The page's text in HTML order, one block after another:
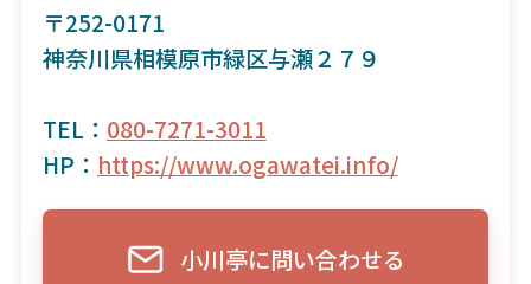
〒252-0171
神奈川県相模原市緑区与瀬２７９
TEL： 080-7271-3011
HP： https://www.ogawatei.info/
小川亭に問い合わせる